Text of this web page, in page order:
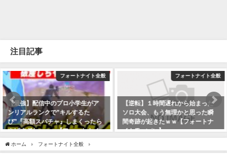
注目記事
フォートナイト全般
【最強】配信中のプロ小学生がア
ンリアルランクで”キルするた
び”『高額スパチャ』しまくったら
やばすぎたｗｗｗ【フォートナイ
ト】
2024年3月13日
フォートナイト全般
【逆転】１時間遅れから始まった
ソロ大会、もう無理かと思った瞬
間奇跡が起きたｗｗ【フォートナ
イト/Fortnite】
ホーム フォートナイト全般